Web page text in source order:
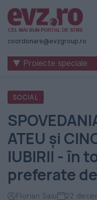
Știri
naționale
internaționale
România
-
Evenimentul
Zilei
coordonare@evzgroup.ro
▼ Proiecte speciale
SOCIAL
ATEU și
IUBIRII - în
preferate
Florian Saiu 22